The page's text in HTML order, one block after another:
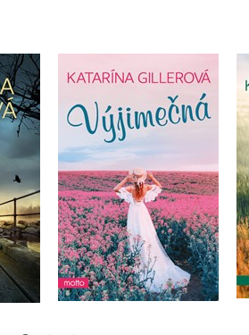
Výjimečná
Katarína Gillerová
Do košíku
399 Kč
319 Kč